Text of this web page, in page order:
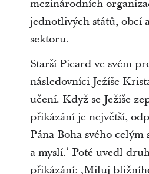
mezinárodních
jednotlivých států, obcí
sektoru.
Starší Picard ve svém
následovníci Ježíše
učení. Když se Ježíše
přikázání je největší,
Pána Boha svého
a myslí.‘ Poté uvedl
přikázání: ‚Miluj